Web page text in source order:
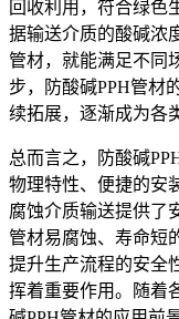
回收利用，符合绿色
据输送介质的酸碱浓
管材，就能满足不同
步，防酸碱PPH管材
续拓展，逐渐成为各
总而言之，防酸碱
物理特性、便捷的安
腐蚀介质输送提供了
管材易腐蚀、寿命短
提升生产流程的安全
挥着重要作用。随着